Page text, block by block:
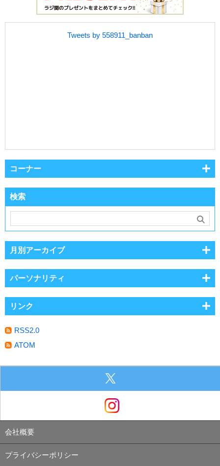
Tweets by 558911_banban
コーナー
検索
月別アーカイブ
パーソナリティ
リンク
RSS2.0
ATOM
会社概要
プライバシーポリシー